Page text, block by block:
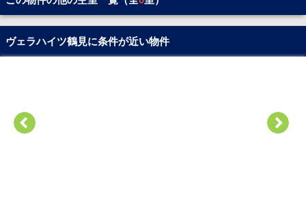
ヴェラハイツ鶴見に条件が近い物件